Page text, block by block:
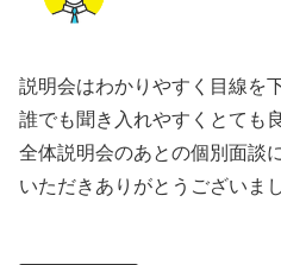
説明会はわかりやすく目線を
誰でも聞き入れやすくとても
全体説明会のあとの個別面談
いただきありがとうございまし